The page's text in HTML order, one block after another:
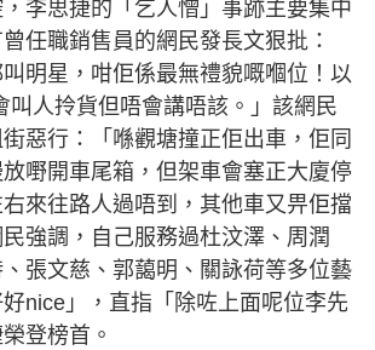
李思捷的「乞人憎」事跡主要集中
任職銷售員的網民發長文狠批：
叫明星，咁佢係最無禮貌嘅嗰位！以
叫人拎貨但唔會講唔該。」該網民
惡行：「喺觀塘撞正佢出車，佢同
嘢開車尾箱，但架車會塞正大廈停
來往路人過唔到，其他車又畀佢擋
強調，自己服務過杜汶澤、周潤
張文慈、郭藹明、關詠荷等多位藝
nice」，直指「除咗上面呢位李先
登榜首。